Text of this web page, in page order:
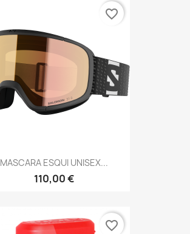
MASCARA ESQUI UNISEX...
110,00 €
favorite_border
favorite_border